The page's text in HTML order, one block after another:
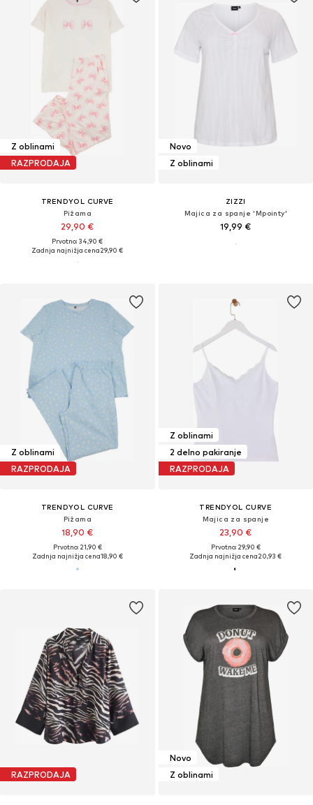
Z oblinami
RAZPRODAJA
TRENDYOL CURVE
Pižama
29,90 €
Prvotno: 34,90 €
Zadnja najnižja cena29,90 €
Novo
Z oblinami
ZIZZI
Majica za spanje 'Mpointy'
19,99 €
Z oblinami
RAZPRODAJA
TRENDYOL CURVE
Pižama
18,90 €
Prvotno: 21,90 €
Zadnja najnižja cena18,90 €
Z oblinami
2 delno pakiranje
RAZPRODAJA
TRENDYOL CURVE
Majica za spanje
23,90 €
Prvotno: 29,90 €
Zadnja najnižja cena20,93 €
RAZPRODAJA
Novo
Z oblinami